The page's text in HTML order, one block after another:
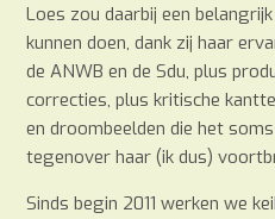
Loes zou daarbij een
kunnen doen, dank zij haar
de ANWB en de Sdu, plus
correcties, plus kritische
en droombeelden die het
tegenover haar (ik dus)
Sinds begin 2011 werken we